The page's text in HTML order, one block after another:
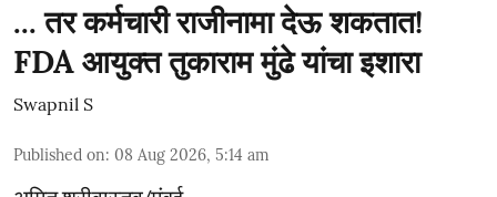
... तर कर्मचारी राजीनामा देऊ शकतात!
FDA आयुक्त तुकाराम मुंढे यांचा इशारा
Swapnil S
Published on: 08 Aug 2026, 5:14 am